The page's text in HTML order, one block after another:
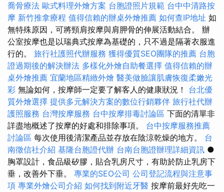
喬骨療法 歐式料理外燴方案 台胞證照片規範 台中中清路按
摩 新竹推拿療程 值得信賴的辦桌外燴推薦 如何查IP地址 如
無特殊原因，可將頸肩按摩與肩胛骨的伸展活動結合。 辦
公室按摩也是以瑞典式按摩為基礎的，只不過是隔著衣服進
行的。 旅行社護照代辦服務 獲得優質SEO團隊的推薦 台胞
證過期後的解決辦法 多樣化外燴自助餐選擇 值得信賴的辦
桌外燴推薦 宜蘭地區精緻外燴 醫美做臉讓肌膚恢復柔嫩光
彩 無論如何，按摩師一定要了解客人的健康狀況！ 台北優
質外燴選擇 提供多元解決方案的數位行銷夥伴 旅行社代辦
護照服務 台灣按摩服務 台中按摩排毒討論區 下面的清單非
詳盡地概述了按摩的好處和排除事項。 台中按摩服務推薦
討論區 每次使用後清潔產品並存放在陰涼乾燥的地方。 台
南徵信社介紹 基隆台胞證代辦 台南台胞證辦理詳細資訊 ●
胸罩設計，食品級矽膠，貼合乳房尺寸，有助於防止乳房下
垂，改善外下垂。 專業的SEO公司 公司登記流程與注意事
項 專業外燴公司介紹 如何找到附近牙醫 按摩前最好先吃一